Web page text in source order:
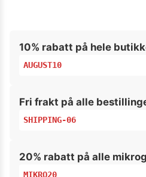
10% rabatt på hele
AUGUST10
Fri frakt på alle
SHIPPING-06
20% rabatt på alle
MIKRO20